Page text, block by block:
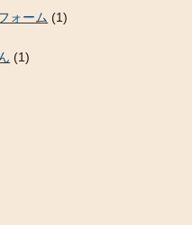
ォーム (1)
(1)